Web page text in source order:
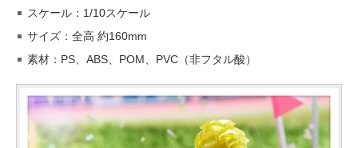
スケール：1/10スケール
サイズ：全高 約160mm
素材：PS、ABS、POM、PVC（非フタル酸）